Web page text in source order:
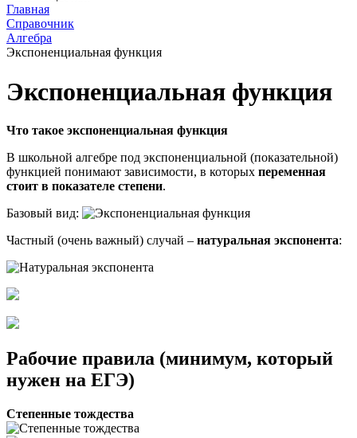
Главная
Справочник
Алгебра
Экспоненциальная функция
Экспоненциальная функция
Что такое экспоненциальная функция
В школьной алгебре под экспоненциальной (показательной)
функцией понимают зависимости, в которых переменная
стоит в показателе степени.
Базовый вид:
Частный (очень важный) случай – натуральная экспонента:
Рабочие правила (минимум, который
нужен на ЕГЭ)
Степенные тождества